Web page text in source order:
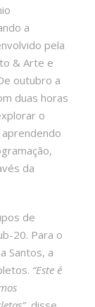
a
pela
& Arte e
outubro a
duas horas
o
da
de
20. Para o
Santos, a
“Este é